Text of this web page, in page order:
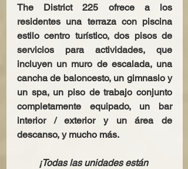
The District 225 ofrece a los
residentes una terraza con piscina
estilo centro turístico, dos pisos de
servicios para actividades, que
incluyen un muro de escalada, una
cancha de baloncesto, un gimnasio y
un spa, un piso de trabajo conjunto
completamente equipado, un bar
interior / exterior y un área de
descanso, y mucho más.
¡Todas las unidades están